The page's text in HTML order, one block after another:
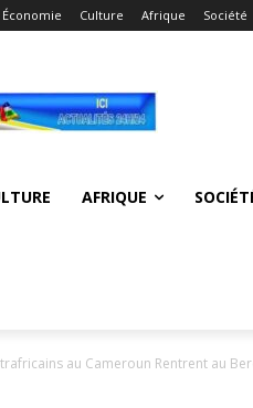
Économie Culture Afrique Société
AFRIQUE
au Cameroun Rentrent au